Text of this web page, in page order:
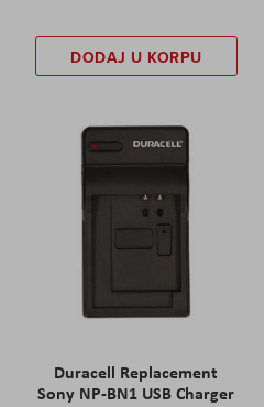
DODAJ U KORPU
Duracell Replacement
Sony NP-BN1 USB Charger